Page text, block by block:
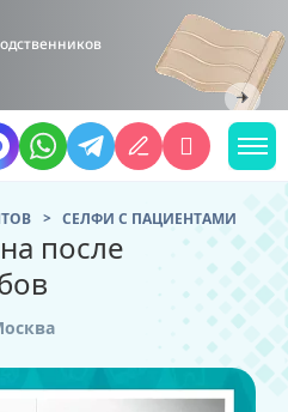
CЕЛФИ С ПАЦИЕНТАМИ
после